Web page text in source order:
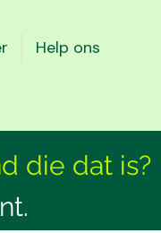
Help ons
die dat is?